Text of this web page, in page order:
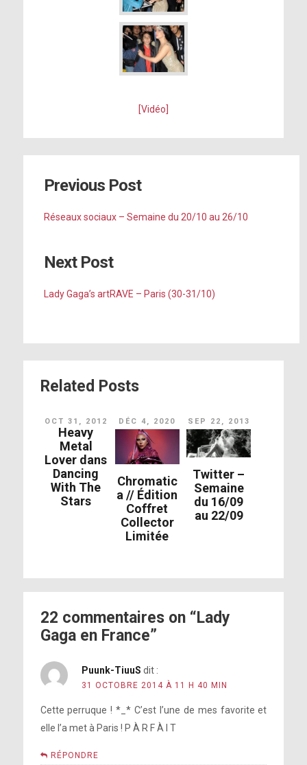
[Vidéo]
Previous Post
Réseaux sociaux – Semaine du 20/10 au 26/10
Next Post
Lady Gaga’s artRAVE – Paris (30-31/10)
Related Posts
OCT 31, 2012
Heavy
Metal
Lover dans
Dancing
With The
Stars
DÉC 4, 2020
Chromatic
a // Édition
Coffret
Collector
Limitée
SEP 22, 2013
Twitter –
Semaine
du 16/09
au 22/09
22 commentaires on “Lady
Gaga en France”
Puunk-TiuuS dit :
31 OCTOBRE 2014 À 11 H 40 MIN
Cette perruque ! *_* C’est l’une de mes favorite et
elle l’a met à Paris ! P À R F À I T
RÉPONDRE